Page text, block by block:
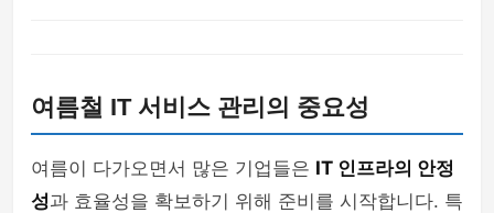
여름철 IT 서비스 관리의 중요성
여름이 다가오면서 많은 기업들은 IT 인프라의 안정
성과 효율성을 확보하기 위해 준비를 시작합니다. 특